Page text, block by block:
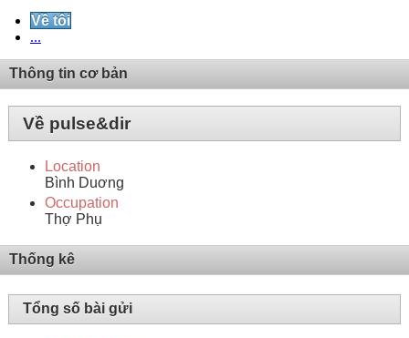
Về tôi
...
Thông tin cơ bản
Về pulse&dir
Location
Bình Duơng
Occupation
Thợ Phụ
Thống kê
Tổng số bài gửi